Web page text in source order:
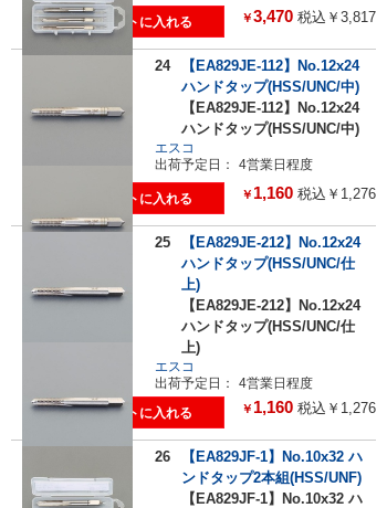
￥3,470 税込￥3,817
24
【EA829JE-112】No.12x24
ハンドタップ(HSS/UNC/中)
【EA829JE-112】No.12x24
ハンドタップ(HSS/UNC/中)
エスコ
出荷予定日：
4営業日程度
￥ 1,160 税込￥1,276
25
【EA829JE-212】No.12x24
ハンドタップ(HSS/UNC/仕
上)
【EA829JE-212】No.12x24
ハンドタップ(HSS/UNC/仕
上)
エスコ
出荷予定日：
4営業日程度
￥ 1,160 税込￥1,276
26
【EA829JF-1】No.10x32 ハ
ンドタップ2本組(HSS/UNF)
【EA829JF-1】No.10x32 ハ